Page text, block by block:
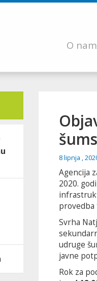
O
8 lipnja ,
Agencija
2020.
provedba
Svrha
udruge
javne
Rok za